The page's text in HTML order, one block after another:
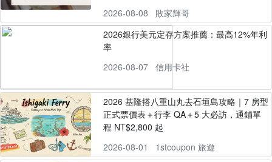
2026-08-08
敗家輝哥
2026銀行美元定存方案推薦：最高12%年利
率
2026-08-07
信用卡社
2026 基隆搭八重山丸去石垣島攻略｜7 房型
正式票價表＋行李 QA＋5 大必訪，通鋪單
程 NT$2,800 起
2026-08-01
1stcoupon 旅遊